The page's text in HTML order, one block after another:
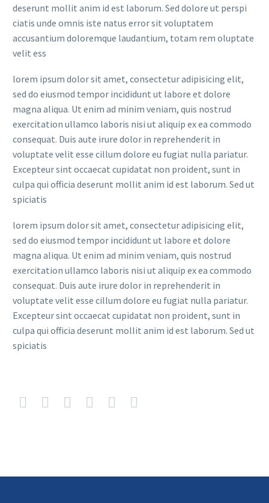
deserunt mollit anim id est laborum. Sed dolore ut perspi
ciatis unde omnis iste natus error sit voluptatem
accusantium doloremque laudantium, totam rem oluptate
velit ess
lorem ipsum dolor sit amet, consectetur adipisicing elit,
sed do eiusmod tempor incididunt ut labore et dolore
magna aliqua. Ut enim ad minim veniam, quis nostrud
exercitation ullamco laboris nisi ut aliquip ex ea commodo
consequat. Duis aute irure dolor in reprehenderit in
voluptate velit esse cillum dolore eu fugiat nulla pariatur.
Excepteur sint occaecat cupidatat non proident, sunt in
culpa qui officia deserunt mollit anim id est laborum. Sed ut
spiciatis
lorem ipsum dolor sit amet, consectetur adipisicing elit,
sed do eiusmod tempor incididunt ut labore et dolore
magna aliqua. Ut enim ad minim veniam, quis nostrud
exercitation ullamco laboris nisi ut aliquip ex ea commodo
consequat. Duis aute irure dolor in reprehenderit in
voluptate velit esse cillum dolore eu fugiat nulla pariatur.
Excepteur sint occaecat cupidatat non proident, sunt in
culpa qui officia deserunt mollit anim id est laborum. Sed ut
spiciatis